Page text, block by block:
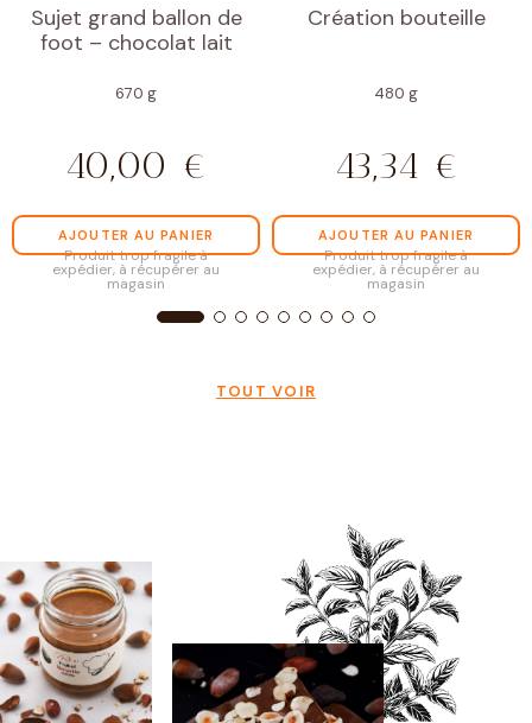
Sujet grand ballon de
foot – chocolat lait
670 g
40,00 €
AJOUTER AU PANIER
Produit trop fragile à
expédier, à récupérer au
magasin
Création bouteille
480 g
43,34 €
AJOUTER AU PANIER
Produit trop fragile à
expédier, à récupérer au
magasin
TOUT VOIR